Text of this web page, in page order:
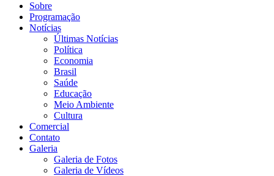
Sobre
Programação
Notícias
Últimas Notícias
Política
Economia
Brasil
Saúde
Educação
Meio Ambiente
Cultura
Comercial
Contato
Galeria
Galeria de Fotos
Galeria de Vídeos